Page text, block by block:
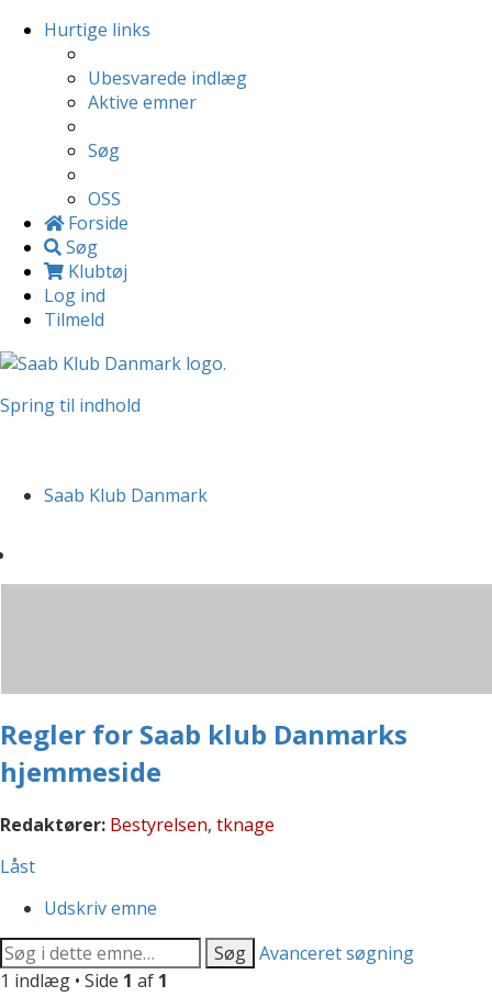
Hurtige links
Ubesvarede indlæg
Aktive emner
Søg
OSS
Forside
Søg
Klubtøj
Log ind
Tilmeld
Spring til indhold
Saab Klub Danmark
Regler for Saab klub Danmarks
hjemmeside
Redaktører: Bestyrelsen, tknage
Låst
Udskriv emne
Søg Avanceret søgning
1 indlæg • Side 1 af 1